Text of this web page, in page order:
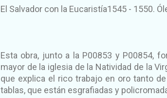
El Salvador con la Eucaristía1545 - 1550.
Esta obra, junto a la P00853 y P00854,
mayor de la iglesia de la Natividad de la
que explica el rico trabajo en oro tanto
tablas, que están esgrafiadas y